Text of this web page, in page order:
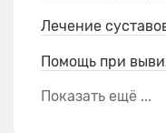
Лечение
Помощь при
Показать ещё ...